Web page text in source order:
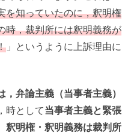
を知っていたのに，釈明権
時，裁判所には釈明義務が
」というように上訴理由に
弁論主義（当事者主義）
時として当事者主義と緊張
釈明権・釈明義務は裁判所